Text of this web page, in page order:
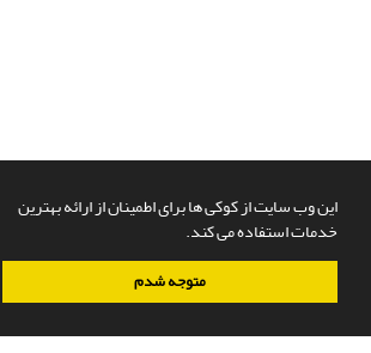
این وب سایت از کوکی ها برای اطمینان از ارائه بهترین
خدمات استفاده می کند.
متوجه شدم